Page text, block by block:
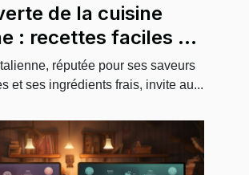
de la cuisine
: recettes faciles à
réputée pour ses saveurs
et ses ingrédients frais, invite au...